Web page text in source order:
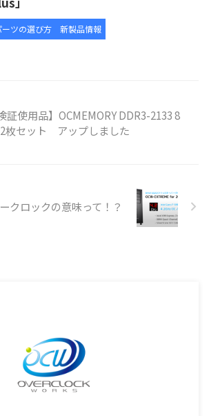
ーツの選び方 新製品情報
検証使用品】OCMEMORY DDR3-2133 8
枚セット アップしました
クロックの意味って！？